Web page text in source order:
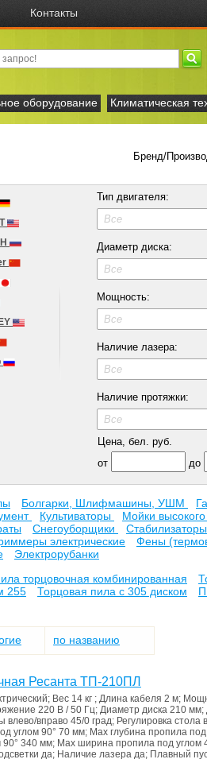
Контакты
оборудование Климатическая
Бренд/
Тип двигателя:
Все
Диаметр диска:
Все
Мощность:
Все
Наличие лазера:
Все
Наличие протяжки:
Все
Цена, бел. руб.
от
до
Болгарки, Шлифмашины, УШМ
Культиваторы Мойки
Снегоуборщики
электрические Фены
Электрорубанки
торцовочная комбинированная
255 Торцовая пила с 305 диском
по названию
Ресанта ТП-210ПЛ
; Вес 14 кг ; Длина кабеля 2 м;
220 В / 50 Гц; Диаметр диска 210 мм;
влево/вправо 45/0 град; Регулировка стола
углом 90° 70 мм; Max глубина пропила под
340 мм; Max ширина пропила под углом
да; Наличие лазера да; Плавный